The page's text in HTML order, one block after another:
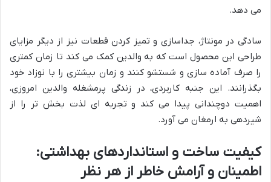
می دهد.
سادگی در مونتاژ، جداسازی و تمیز کردن قطعات نیز از دیگر مزایای
طراحی این محصول است که به والدین کمک می کند تا زمان کمتری
را صرف آماده سازی و شستشو کنند و زمان بیشتری را با نوزاد خود
بگذرانند. این جنبه کاربردی، در زندگی پرمشغله والدین امروزی،
اهمیت دوچندانی پیدا می کند و تجربه ای لذت بخش تر را از
شیردهی به ارمغان می آورد.
کیفیت ساخت و استانداردهای بهداشتی:
اطمینان و آرامش خاطر از هر نظر